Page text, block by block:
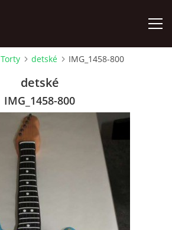
Torty detské IMG_1458-800
detské
IMG_1458-800